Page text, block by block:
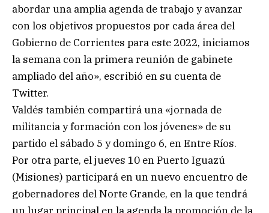
abordar una amplia agenda de trabajo y avanzar
con los objetivos propuestos por cada área del
Gobierno de Corrientes para este 2022, iniciamos
la semana con la primera reunión de gabinete
ampliado del año», escribió en su cuenta de
Twitter.
Valdés también compartirá una «jornada de
militancia y formación con los jóvenes» de su
partido el sábado 5 y domingo 6, en Entre Ríos.
Por otra parte, el jueves 10 en Puerto Iguazú
(Misiones) participará en un nuevo encuentro de
gobernadores del Norte Grande, en la que tendrá